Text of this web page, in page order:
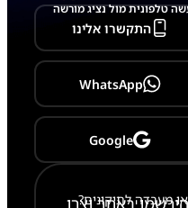
טלפונית מול נציג מורשה
התקשרו אלינו
WhatsApp
Google
מעבדה לתיקונים?
באתר וצרו